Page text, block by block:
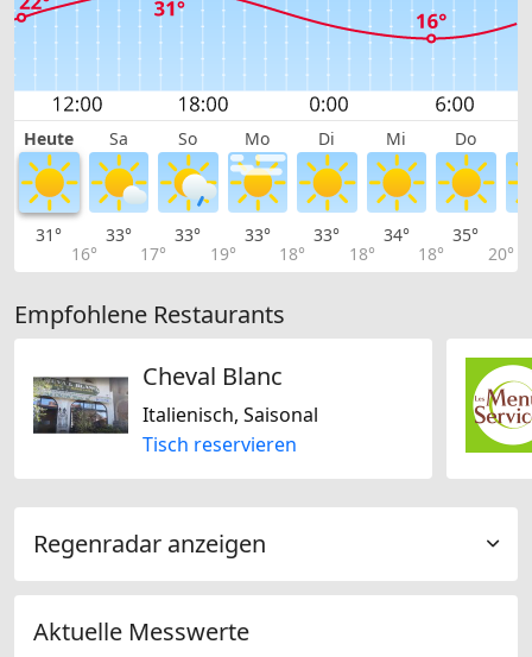
Heute Sa So Mo Di Mi Do
31°
16°
33°
17°
33°
19°
33°
18°
33°
18°
34°
18°
35°
20°
Empfohlene Restaurants
Cheval Blanc
Italienisch, Saisonal
Tisch reservieren
Regenradar anzeigen
Aktuelle Messwerte